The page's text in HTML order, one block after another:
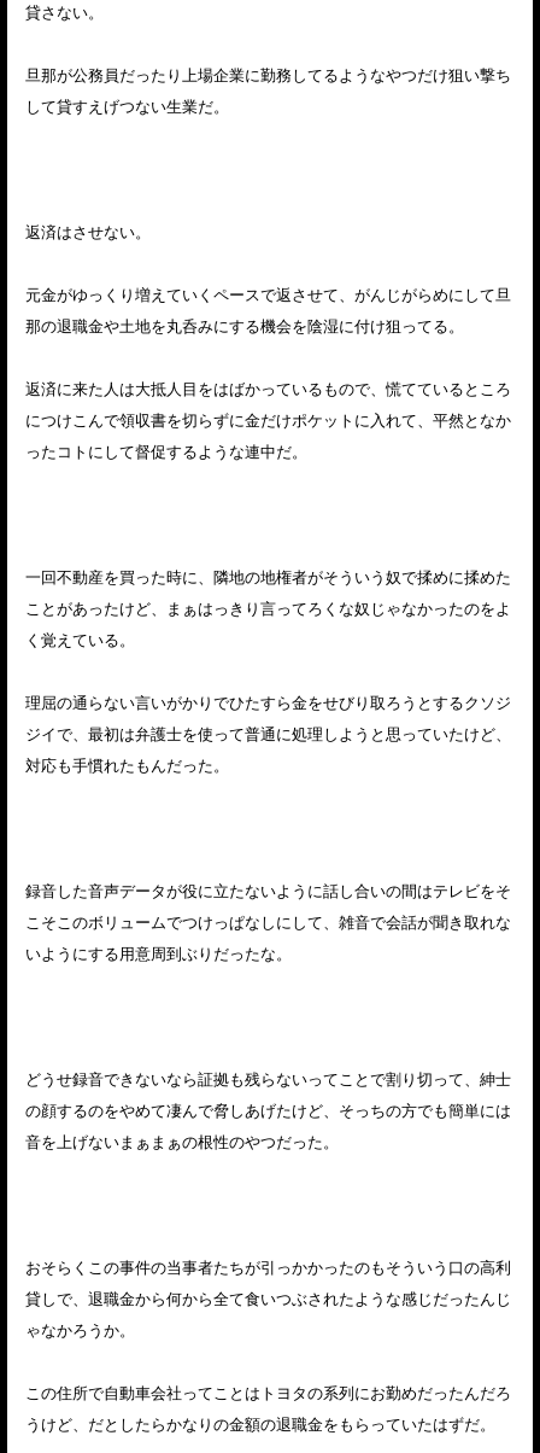
貸さない。
旦那が公務員だったり上場企業に勤務してるようなやつだけ狙い撃ち
して貸すえげつない生業だ。
返済はさせない。
元金がゆっくり増えていくペースで返させて、がんじがらめにして旦
那の退職金や土地を丸呑みにする機会を陰湿に付け狙ってる。
返済に来た人は大抵人目をはばかっているもので、慌てているところ
につけこんで領収書を切らずに金だけポケットに入れて、平然となか
ったコトにして督促するような連中だ。
一回不動産を買った時に、隣地の地権者がそういう奴で揉めに揉めた
ことがあったけど、まぁはっきり言ってろくな奴じゃなかったのをよ
く覚えている。
理屈の通らない言いがかりでひたすら金をせびり取ろうとするクソジ
ジイで、最初は弁護士を使って普通に処理しようと思っていたけど、
対応も手慣れたもんだった。
録音した音声データが役に立たないように話し合いの間はテレビをそ
こそこのボリュームでつけっぱなしにして、雑音で会話が聞き取れな
いようにする用意周到ぶりだったな。
どうせ録音できないなら証拠も残らないってことで割り切って、紳士
の顔するのをやめて凄んで脅しあげたけど、そっちの方でも簡単には
音を上げないまぁまぁの根性のやつだった。
おそらくこの事件の当事者たちが引っかかったのもそういう口の高利
貸しで、退職金から何から全て食いつぶされたような感じだったんじ
ゃなかろうか。
この住所で自動車会社ってことはトヨタの系列にお勤めだったんだろ
うけど、だとしたらかなりの金額の退職金をもらっていたはずだ。